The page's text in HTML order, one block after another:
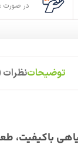
در صورت
توضیحاتنظرات